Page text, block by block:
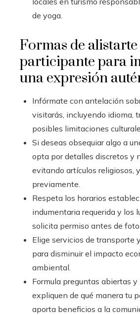
de yoga.
Formas de
participante para
una expresión
Infórmate con antelación
visitarás, incluyendo idioma,
posibles limitaciones
Si deseas obsequiar algo a
opta por detalles discretos y
evitando artículos religiosos,
previamente.
Respeta los horarios
indumentaria requerida y los
solicita permiso antes de
Elige servicios de transporte
para disminuir el impacto
ambiental.
Formula preguntas abiertas y
expliquen de qué manera tu
aporta beneficios a la